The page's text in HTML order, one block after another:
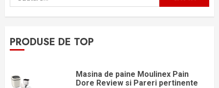
după:
PRODUSE DE TOP
Masina de paine Moulinex Pain
Dore Review si Pareri pertinente